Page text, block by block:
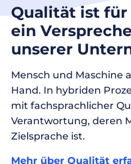
Qualität ist
ein
unserer
Mensch und Maschine
Hand. In hybriden
mit fachsprachlicher
Verantwortung, deren
Zielsprache ist.
Mehr über Qualität